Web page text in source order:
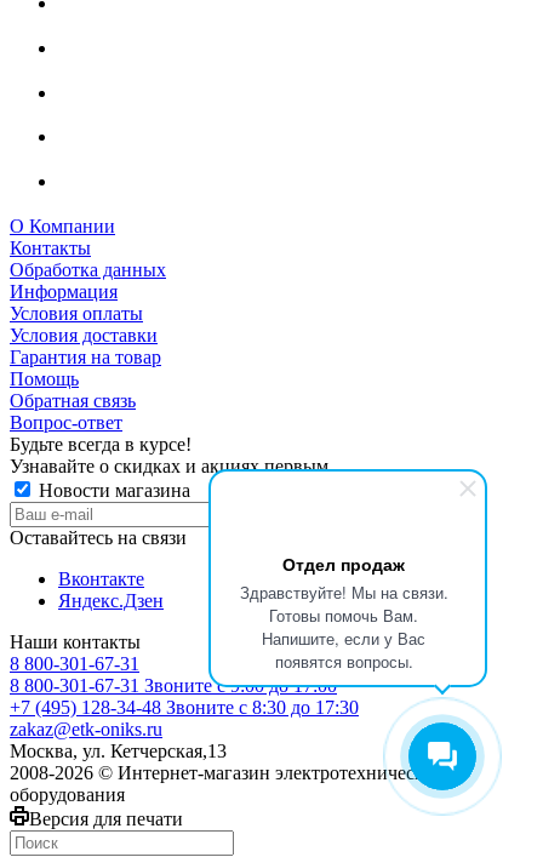
Отдел продаж
Здравствуйте! Мы на связи.
Готовы помочь Вам.
Напишите, если у Вас
появятся вопросы.
О Компании
Контакты
Обработка данных
Информация
Условия оплаты
Условия доставки
Гарантия на товар
Помощь
Обратная связь
Вопрос-ответ
Будьте всегда в курсе!
Узнавайте о скидках и акциях первым
Новости магазина
Оставайтесь на связи
Вконтакте
Яндекс.Дзен
Наши контакты
8 800-301-67-31
8 800-301-67-31 Звоните с 9:00 до 17:00
+7 (495) 128-34-48 Звоните с 8:30 до 17:30
zakaz@etk-oniks.ru
Москва, ул. Кетчерская,13
2008-2026 © Интернет-магазин электротехнического
оборудования
Версия для печати